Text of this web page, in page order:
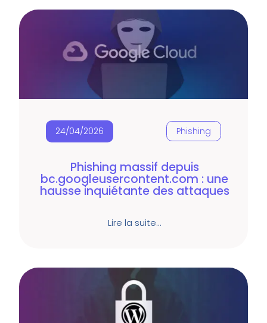
24/04/2026 Phishing
Phishing massif depuis
bc.googleusercontent.com : une
hausse inquiétante des attaques
Lire la suite…